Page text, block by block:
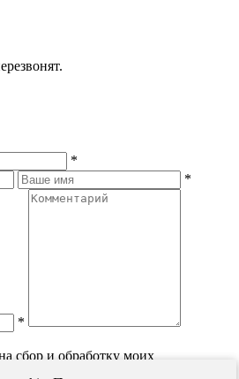
*
*
*
сбор и обработку моих
с